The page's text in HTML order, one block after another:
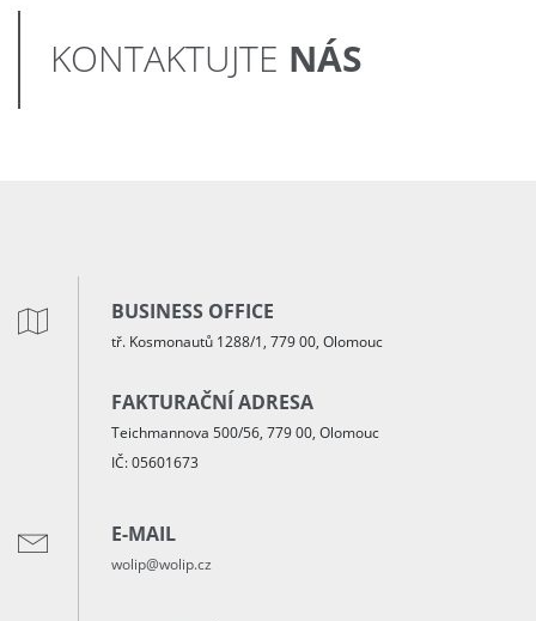
KONTAKTUJTE NÁS
BUSINESS OFFICE
tř. Kosmonautů 1288/1, 779 00, Olomouc
FAKTURAČNÍ ADRESA
Teichmannova 500/56, 779 00, Olomouc
IČ: 05601673
E-MAIL
wolip@wolip.cz